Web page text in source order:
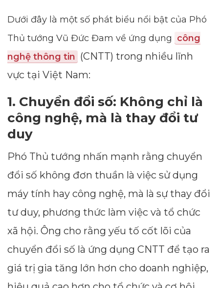
Dưới đây là một số phát biểu nổi bật của Phó
Thủ tướng Vũ Đức Đam về ứng dụng công
nghệ thông tin (CNTT) trong nhiều lĩnh
vực tại Việt Nam:
1. Chuyển đổi số: Không chỉ là
công nghệ, mà là thay đổi tư
duy
Phó Thủ tướng nhấn mạnh rằng chuyển
đổi số không đơn thuần là việc sử dụng
máy tính hay công nghệ, mà là sự thay đổi
tư duy, phương thức làm việc và tổ chức
xã hội. Ông cho rằng yếu tố cốt lõi của
chuyển đổi số là ứng dụng CNTT để tạo ra
giá trị gia tăng lớn hơn cho doanh nghiệp,